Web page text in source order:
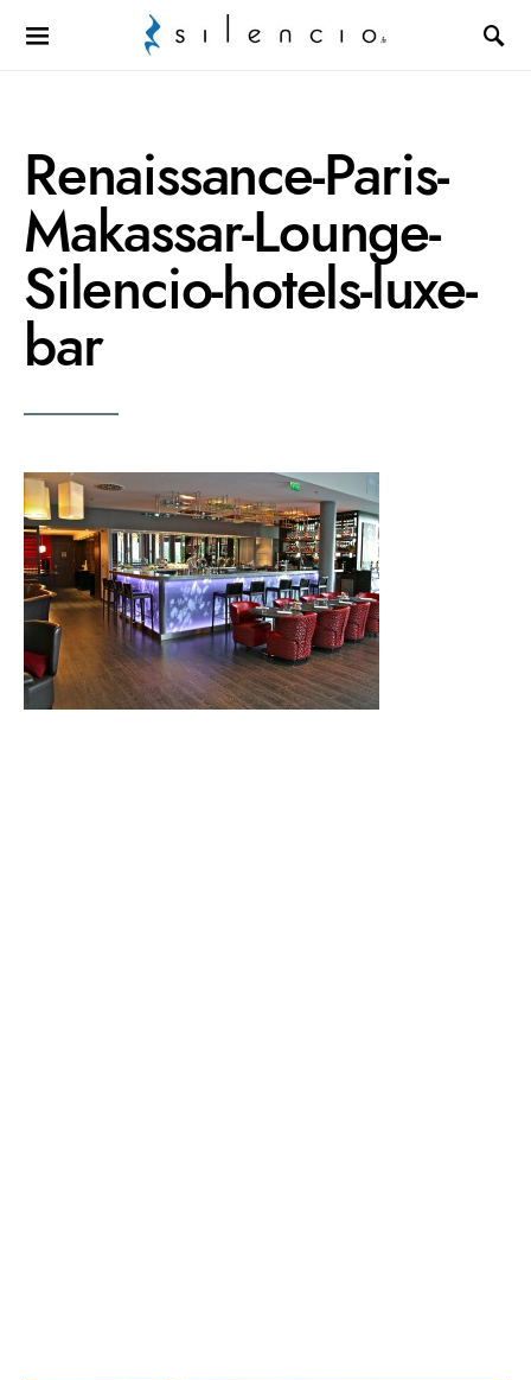
Search for:
Renaissance-Paris-
Makassar-Lounge-
Silencio-hotels-luxe-
bar